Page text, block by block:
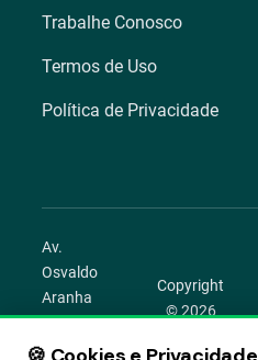
Trabalhe Conosco
Termos de Uso
Política de Privacidade
Av.
Osvaldo
Aranha
1022 –
Bom
Copyright
© 2026